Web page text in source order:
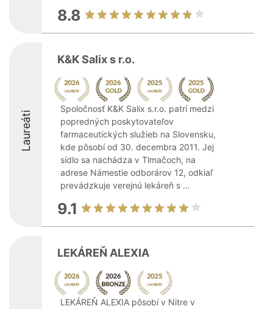
8.8
Laureáti
K&K Salix s r.o.
Spoločnosť K&K Salix s.r.o. patrí medzi
popredných poskytovateľov
farmaceutických služieb na Slovensku,
kde pôsobí od 30. decembra 2011. Jej
sídlo sa nachádza v Tlmačoch, na
adrese Námestie odborárov 12, odkiaľ
prevádzkuje verejnú lekáreň s ...
9.1
LEKÁREŇ ALEXIA
LEKÁREŇ ALEXIA pôsobí v Nitre v